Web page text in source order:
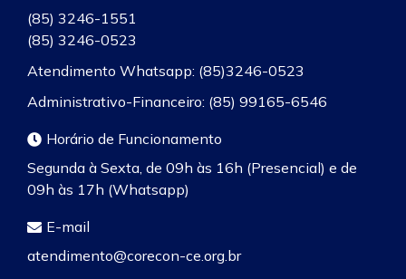
(85) 3246-1551
(85) 3246-0523
Atendimento Whatsapp: (85)3246-0523
Administrativo-Financeiro: (85) 99165-6546
Horário de Funcionamento
Segunda à Sexta, de 09h às 16h (Presencial) e de
09h às 17h (Whatsapp)
E-mail
atendimento@corecon-ce.org.br